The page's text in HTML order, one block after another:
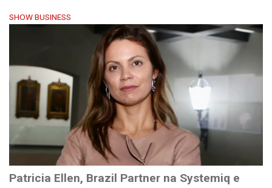
SHOW BUSINESS
Patricia Ellen, Brazil Partner na Systemiq e